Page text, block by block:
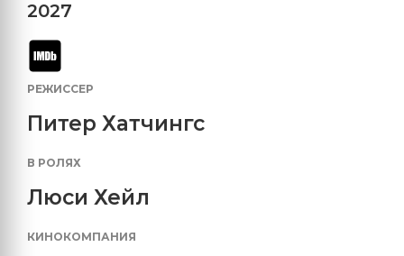
2027
РЕЖИССЕР
Питер Хатчингс
В РОЛЯХ
Люси Хейл
КИНОКОМПАНИЯ